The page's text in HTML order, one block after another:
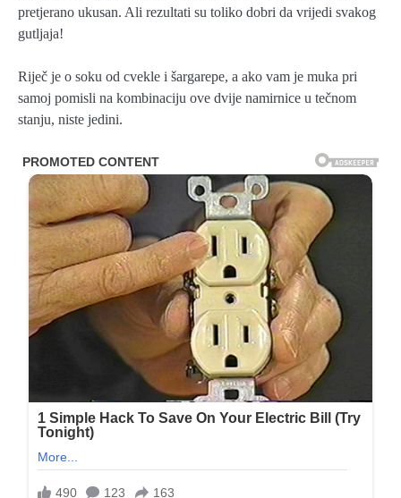
pretjerano ukusan. Ali rezultati su toliko dobri da vrijedi svakog
gutljaja!
Riječ je o soku od cvekle i šargarepe, a ako vam je muka pri
samoj pomisli na kombinaciju ove dvije namirnice u tečnom
stanju, niste jedini.